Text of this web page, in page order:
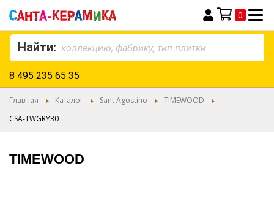
Моя корзина
0
Найти:
8 495 235 65 35
Главная Каталог Sant Agostino
TIMEWOOD
CSA-TWGRY30
TIMEWOOD